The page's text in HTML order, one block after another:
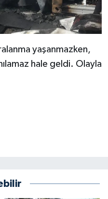
yaşanmazken,
hale geldi. Olayla